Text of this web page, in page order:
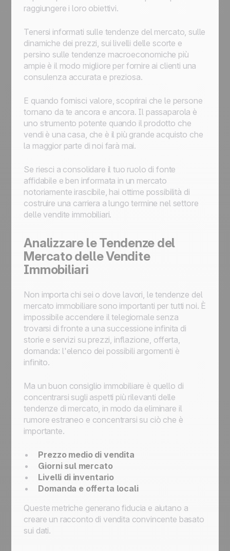
raggiungere i loro obiettivi.
Tenersi informati sulle tendenze del mercato, sulle
dinamiche dei prezzi, sui livelli delle scorte e
persino sulle tendenze macroeconomiche più
ampie è il modo migliore per fornire ai clienti una
consulenza accurata e preziosa.
E quando fornisci valore, scoprirai che le persone
tornano da te ancora e ancora. Il passaparola è
uno strumento potente quando il prodotto che
vendi è una casa, che è il più grande acquisto che
la maggior parte di noi farà mai.
Se riesci a consolidare il tuo ruolo di fonte
affidabile e ben informata in un mercato
notoriamente irascibile, hai ottime possibilità di
costruire una carriera a lungo termine nel settore
delle vendite immobiliari.
Analizzare le Tendenze del
Mercato delle Vendite
Immobiliari
Non importa chi sei o dove lavori, le tendenze del
mercato immobiliare sono importanti per tutti noi. È
impossibile accendere il telegiornale senza
trovarsi di fronte a una successione infinita di
storie e servizi su prezzi, inflazione, offerta,
domanda: l'elenco dei possibili argomenti è
infinito.
Ma un buon consiglio immobiliare è quello di
concentrarsi sugli aspetti più rilevanti delle
tendenze di mercato, in modo da eliminare il
rumore estraneo e concentrarsi su ciò che è
importante.
Prezzo medio di vendita
Giorni sul mercato
Livelli di inventario
Domanda e offerta locali
Queste metriche generano fiducia e aiutano a
creare un racconto di vendita convincente basato
sui dati.